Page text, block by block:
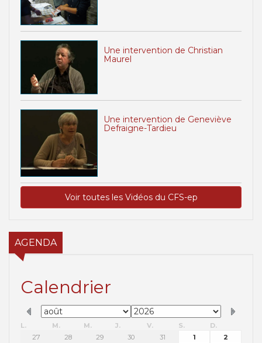
Une intervention de Christian
Maurel
Une intervention de Geneviève
Defraigne-Tardieu
Voir toutes les Vidéos du CFS-ep
AGENDA
Calendrier
L. M. M. J. V. S.
D.
27
28 29 30 31 1
2